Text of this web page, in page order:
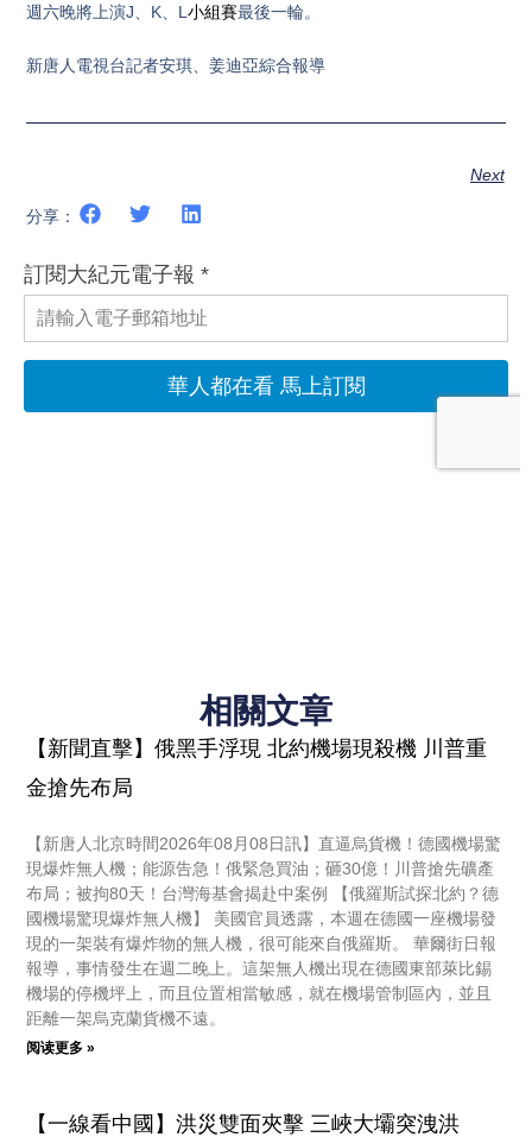
週六晚將上演J、K、L小組賽最後一輪。
新唐人電視台記者安琪、姜迪亞綜合報導
Next
分享：
相關文章
【新聞直擊】俄黑手浮現 北約機場現殺機 川普重
金搶先布局
【新唐人北京時間2026年08月08日訊】直逼烏貨機！德國機場驚
現爆炸無人機；能源告急！俄緊急買油；砸30億！川普搶先礦產
布局；被拘80天！台灣海基會揭赴中案例 【俄羅斯試探北約？德
國機場驚現爆炸無人機】 美國官員透露，本週在德國一座機場發
現的一架裝有爆炸物的無人機，很可能來自俄羅斯。 華爾街日報
報導，事情發生在週二晚上。這架無人機出現在德國東部萊比錫
機場的停機坪上，而且位置相當敏感，就在機場管制區內，並且
距離一架烏克蘭貨機不遠。
阅读更多 »
【一線看中國】洪災雙面夾擊 三峽大壩突洩洪